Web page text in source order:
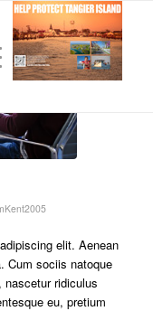
elit. Aenean
Cum sociis natoque
ridiculus
eu, pretium